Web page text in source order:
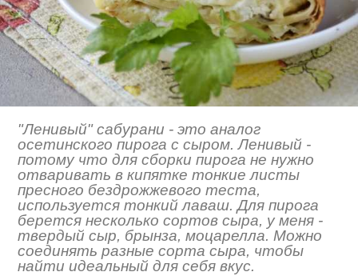
"Ленивый" сабурани - это аналог
осетинского пирога с сыром. Ленивый -
потому что для сборки пирога не нужно
отваривать в кипятке тонкие листы
пресного бездрожжевого теста,
используется тонкий лаваш. Для пирога
берется несколько сортов сыра, у меня -
твердый сыр, брынза, моцарелла. Можно
соединять разные сорта сыра, чтобы
найти идеальный для себя вкус.